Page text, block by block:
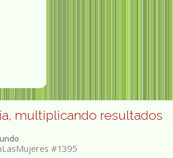
multiplicando resultados
#1395